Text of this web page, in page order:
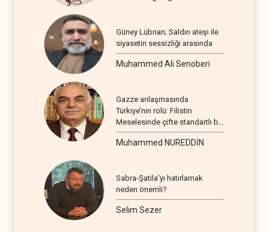
Güney Lübnan; Saldırı ateşi ile
siyasetin sessizliği arasında
Muhammed Ali Senoberi
Gazze anlaşmasında
Türkiye’nin rolü: Filistin
Meselesinde çifte standartlı bir
seyir
Muhammed NUREDDİN
Sabra-Şatila’yı hatırlamak
neden önemli?
Selim Sezer